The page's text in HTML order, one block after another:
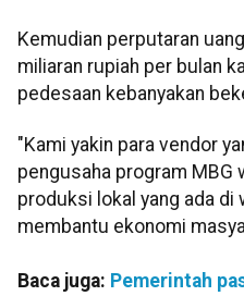
Kemudian perputaran
miliaran rupiah per bulan
pedesaan kebanyakan
"Kami yakin para vendor
pengusaha program MBG
produksi lokal yang ada di
membantu ekonomi
Baca juga: Pemerintah